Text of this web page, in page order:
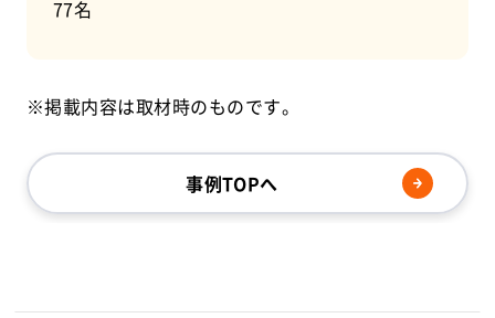
77名
※掲載内容は取材時のものです。
事例TOPへ